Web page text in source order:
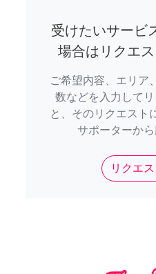
受けたいサービ
場合はリクエ
ご希望内容、エリア
数などを入力して
と、そのリクエスト
サポーターから
リクエ